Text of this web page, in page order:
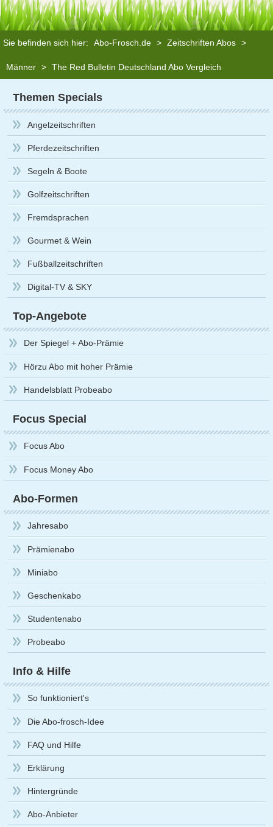
Sie befinden sich hier: Abo-Frosch.de > Zeitschriften Abos >
Männer > The Red Bulletin Deutschland Abo Vergleich
Themen Specials
Angelzeitschriften
Pferdezeitschriften
Segeln & Boote
Golfzeitschriften
Fremdsprachen
Gourmet & Wein
Fußballzeitschriften
Digital-TV & SKY
Top-Angebote
Der Spiegel + Abo-Prämie
Hörzu Abo mit hoher Prämie
Handelsblatt Probeabo
Focus Special
Focus Abo
Focus Money Abo
Abo-Formen
Jahresabo
Prämienabo
Miniabo
Geschenkabo
Studentenabo
Probeabo
Info & Hilfe
So funktioniert's
Die Abo-frosch-Idee
FAQ und Hilfe
Erklärung
Hintergründe
Abo-Anbieter